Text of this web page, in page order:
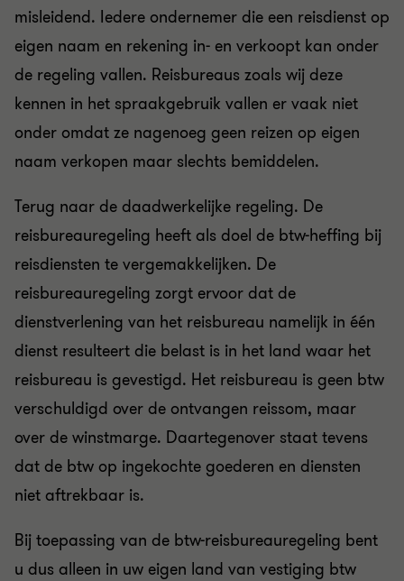
misleidend. Iedere ondernemer die een reisdienst op
eigen naam en rekening in- en verkoopt kan onder
de regeling vallen. Reisbureaus zoals wij deze
kennen in het spraakgebruik vallen er vaak niet
onder omdat ze nagenoeg geen reizen op eigen
naam verkopen maar slechts bemiddelen.
Terug naar de daadwerkelijke regeling. De
reisbureauregeling heeft als doel de btw-heffing bij
reisdiensten te vergemakkelijken. De
reisbureauregeling zorgt ervoor dat de
dienstverlening van het reisbureau namelijk in één
dienst resulteert die belast is in het land waar het
reisbureau is gevestigd. Het reisbureau is geen btw
verschuldigd over de ontvangen reissom, maar
over de winstmarge. Daartegenover staat tevens
dat de btw op ingekochte goederen en diensten
niet aftrekbaar is.
Bij toepassing van de btw-reisbureauregeling bent
u dus alleen in uw eigen land van vestiging btw